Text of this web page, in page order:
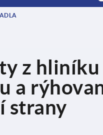
z hliníku
a
strany